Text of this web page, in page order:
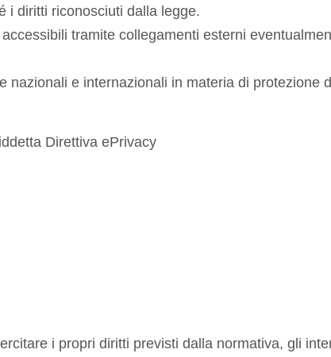
i diritti riconosciuti dalla legge.
tramite collegamenti esterni
e internazionali in materia di protezione
Direttiva ePrivacy
i propri diritti previsti dalla normativa, gli